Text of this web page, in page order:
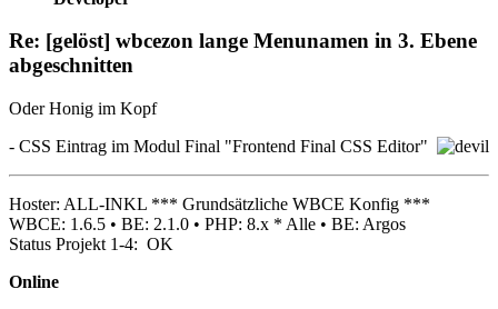
Re: [gelöst] wbcezon lange Menunamen in 3. Ebene
abgeschnitten
Oder Honig im Kopf
- CSS Eintrag im Modul Final "Frontend Final CSS Editor"
Hoster: ALL-INKL *** Grundsätzliche WBCE Konfig ***
WBCE: 1.6.5 • BE: 2.1.0 • PHP: 8.x * Alle • BE: Argos
Status Projekt 1-4: OK
Online